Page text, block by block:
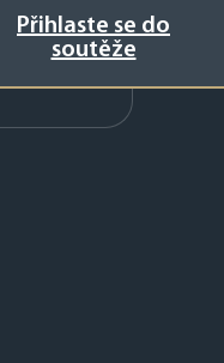
Přihlaste se do
soutěže